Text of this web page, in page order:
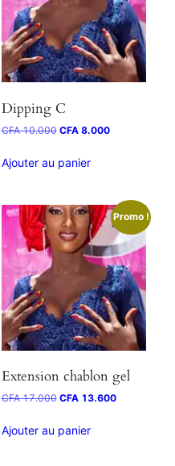
Dipping C
CFA10.000 CFA8.000
Ajouter au panier
Promo !
Extension chablon gel
CFA17.000 CFA13.600
Ajouter au panier